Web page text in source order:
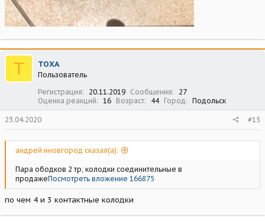
Т ТОХА
Пользователь
Регистрация
20.11.2019 Сообщения
27
Оценка реакций
16 Возраст 44 Город Подольск
23.04.2020 #15
андрей нновгород сказал(а):
Пара ободков 2 тр, колодки соединительные в
продажеПосмотреть вложение 166875
по чем 4 и 3 контактные колодки